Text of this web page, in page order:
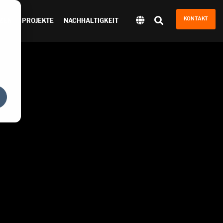
PROJEKTE NACHHALTIGKEIT KONTAKT